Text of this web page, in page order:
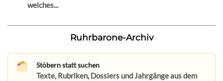
welches...
Ruhrbarone-Archiv
Stöbern statt suchen
Texte, Rubriken, Dossiers und Jahrgänge aus dem